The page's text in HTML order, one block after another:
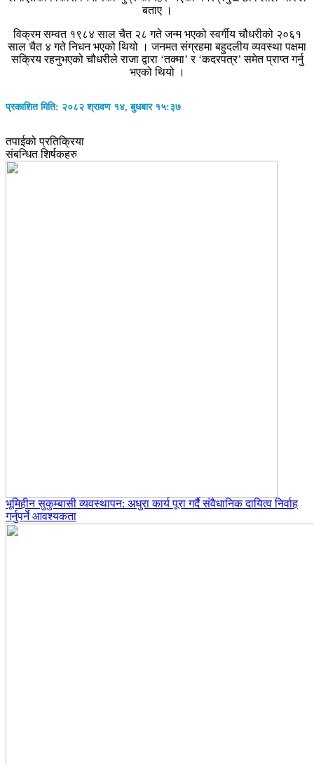
बताए ।
विक्रम सम्वत १९८४ साल चैत २८ गते जन्म भएको स्वर्गीय चौधरीको २०६१
साल चैत ४ गते निधन भएको थियो । जनमत संग्रहमा बहुदलीय व्यवस्था पक्षमा
सक्रिय रहनुभएको चौधरीले राजा द्वारा ‘तक्मा’ र ‘कदरपत्र’ समेत प्राप्त गर्नु
भएको थियो ।
प्रकाशित मिति: २०८२ श्रावण १४, बुधबार १५:३७
तपाईको प्रतिक्रिया
संबन्धित शिर्षकहरु
भूमिहीन सुकुम्बासी व्यवस्थापन: अधुरा कार्य पूरा गर्दै संवैधानिक दायित्व निर्वाह
गर्नुपर्ने आवश्यकता